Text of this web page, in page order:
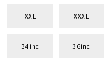
XXL XXXL
34inc 36inc